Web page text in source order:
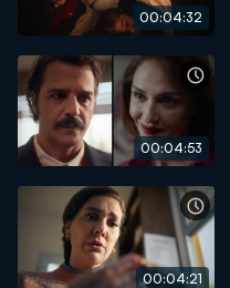
00:04:32
00:04:53
00:04:21